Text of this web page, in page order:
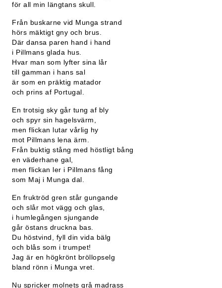
för all min längtans skull.
Från buskarne vid Munga strand
hörs mäktigt gny och brus.
Där dansa paren hand i hand
i Pillmans glada hus.
Hvar man som lyfter sina lår
till gamman i hans sal
är som en präktig matador
och prins af Portugal.
En trotsig sky går tung af bly
och spyr sin hagelsvärm,
men flickan lutar vårlig hy
mot Pillmans lena ärm.
Från buktig stång med höstligt bång
en väderhane gal,
men flickan ler i Pillmans fång
som Maj i Munga dal.
En fruktröd gren står gungande
och slår mot vägg och glas,
i humlegången sjungande
går östans druckna bas.
Du höstvind, fyll din vida bälg
och blås som i trumpet!
Jag är en högkrönt bröllopselg
bland rönn i Munga vret.
Nu spricker molnets grå madrass